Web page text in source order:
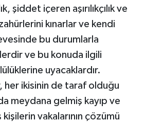
şiddet içeren aşırılıkçılık ve
kınarlar ve kendi
bu durumlarla
ve bu konuda ilgili
uyacaklardır.
her ikisinin de taraf olduğu
meydana gelmiş kayıp ve
vakalarının çözümü